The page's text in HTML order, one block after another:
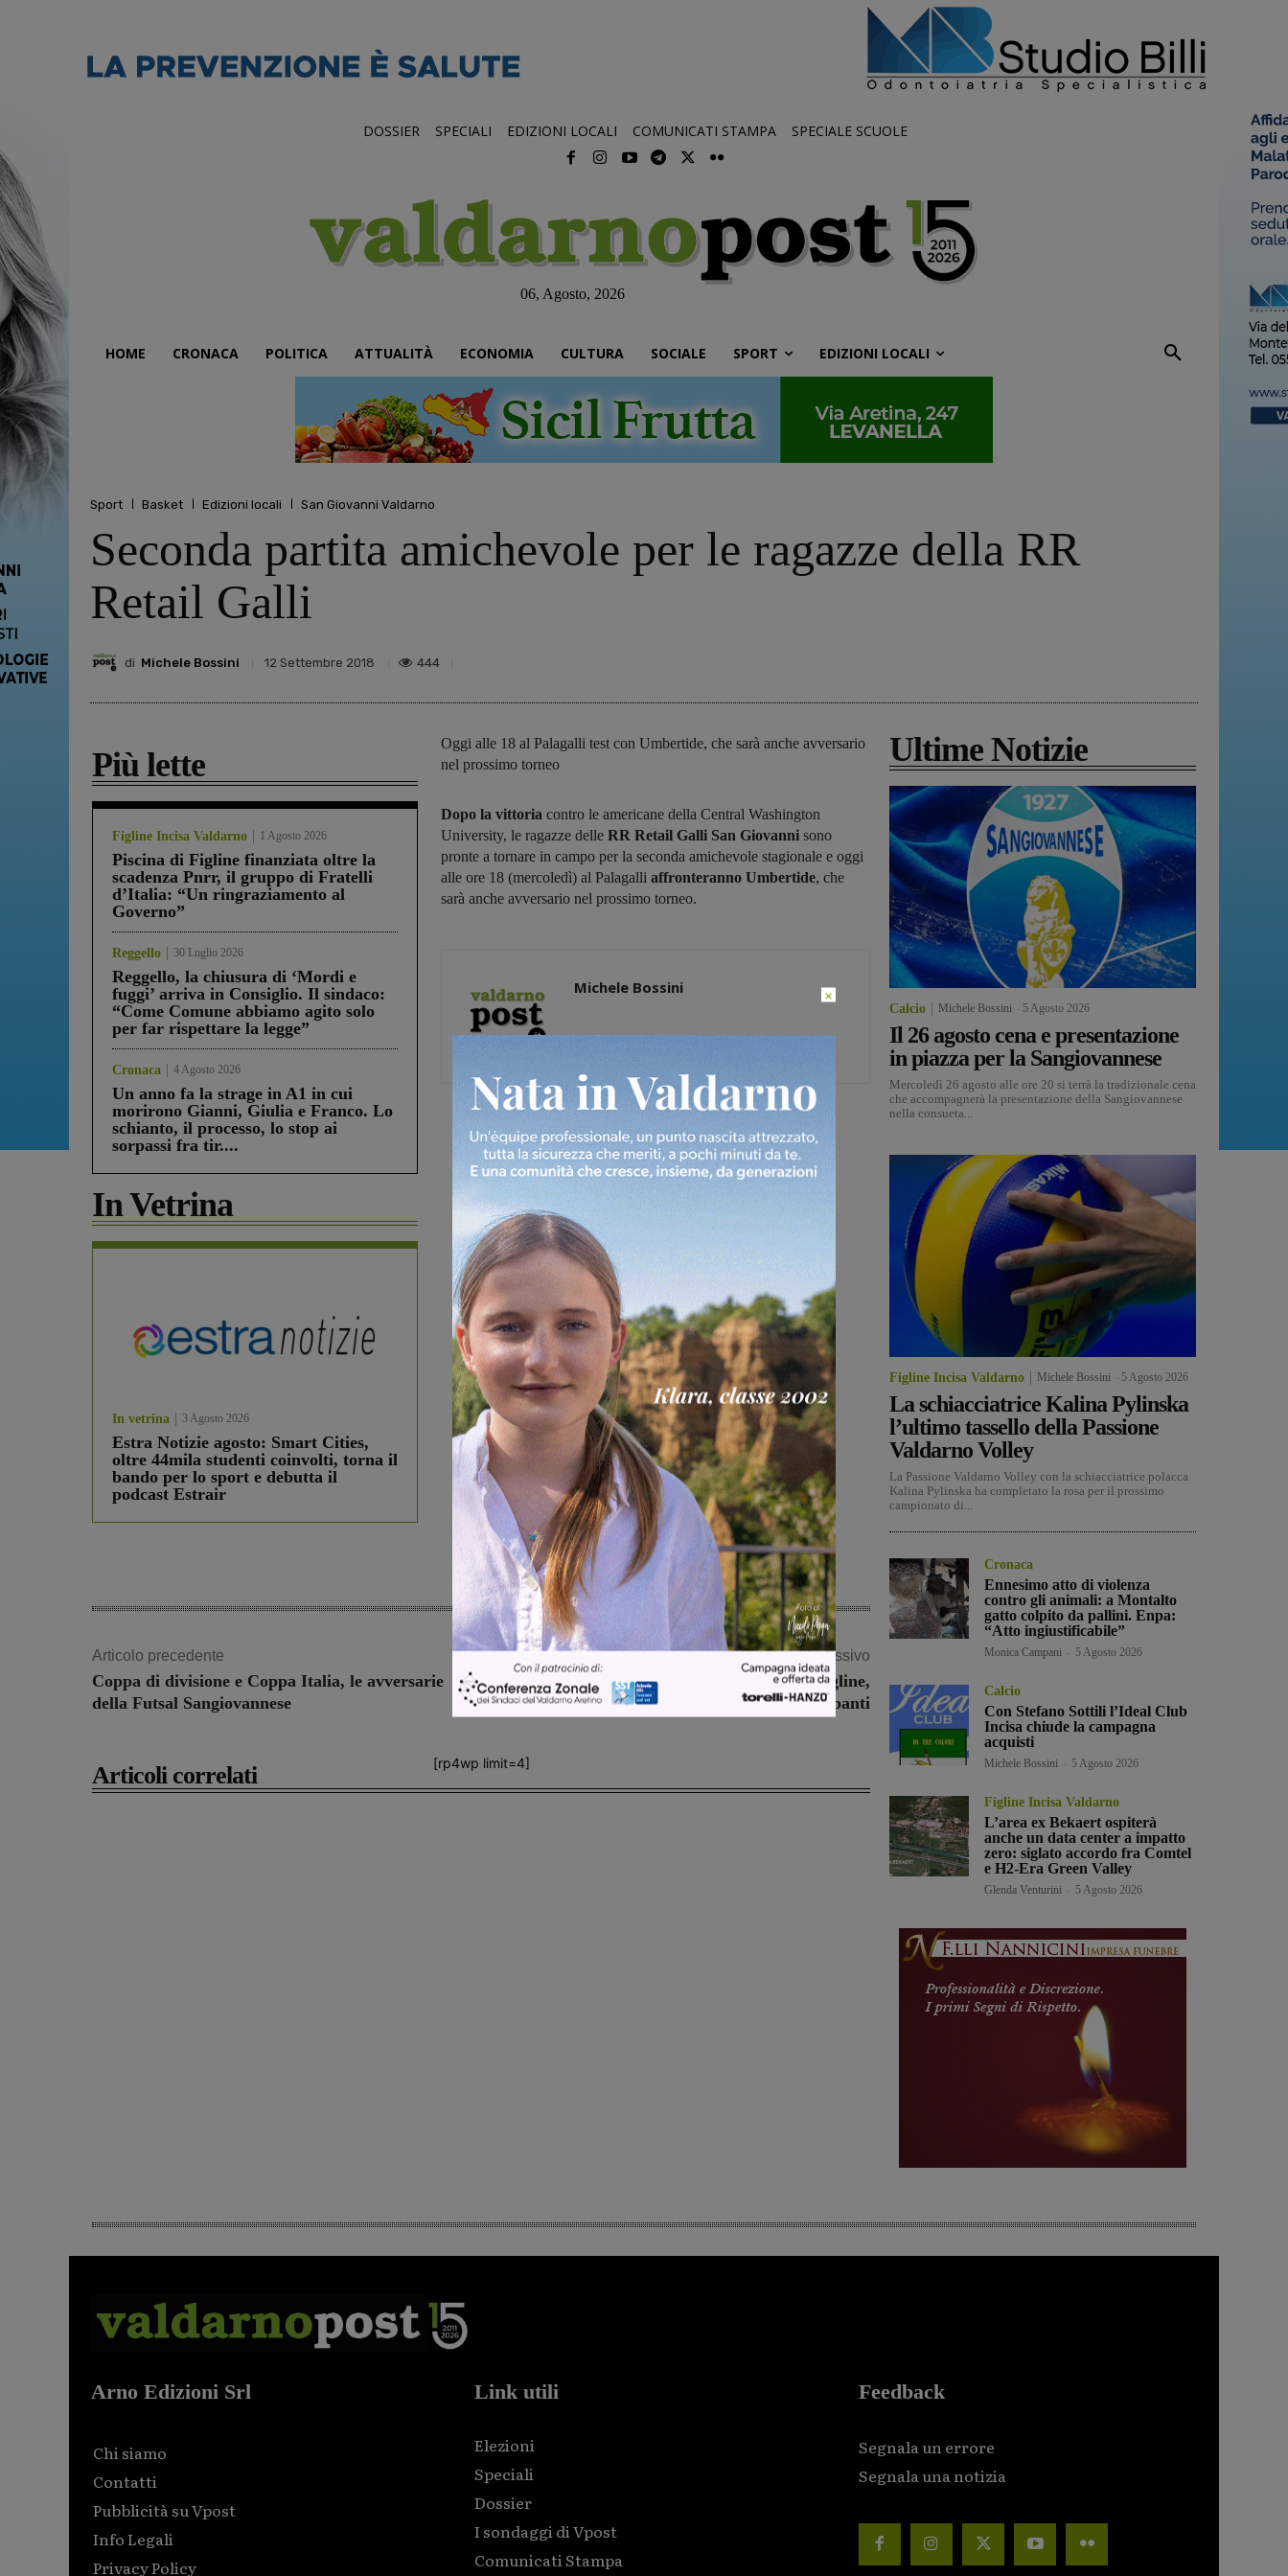
DOSSIER SPECIALI EDIZIONI LOCALI COMUNICATI STAMPA SPECIALE SCUOLE
06, Agosto, 2026
HOME CRONACA POLITICA ATTUALITÀ ECONOMIA CULTURA SOCIALE SPORT EDIZIONI LOCALI
Sport Basket Edizioni locali San Giovanni Valdarno
Seconda partita amichevole per le ragazze della RR
Retail Galli
di Michele Bossini 12 Settembre 2018 444
Più lette
Figline Incisa Valdarno 1 Agosto 2026
Piscina di Figline finanziata oltre la
scadenza Pnrr, il gruppo di Fratelli
d’Italia: “Un ringraziamento al
Governo”
Reggello 30 Luglio 2026
Reggello, la chiusura di ‘Mordi e
fuggi’ arriva in Consiglio. Il sindaco:
“Come Comune abbiamo agito solo
per far rispettare la legge”
Cronaca 4 Agosto 2026
Un anno fa la strage in A1 in cui
morirono Gianni, Giulia e Franco. Lo
schianto, il processo, lo stop ai
sorpassi fra tir....
In Vetrina
In vetrina 3 Agosto 2026
Estra Notizie agosto: Smart Cities,
oltre 44mila studenti coinvolti, torna il
bando per lo sport e debutta il
podcast Estrair
Oggi alle 18 al Palagalli test con Umbertide, che sarà anche avversario
nel prossimo torneo
Dopo la vittoria contro le americane della Central Washington
University, le ragazze delle RR Retail Galli San Giovanni sono
pronte a tornare in campo per la seconda amichevole stagionale e oggi
alle ore 18 (mercoledì) al Palagalli affronteranno Umbertide, che
sarà anche avversario nel prossimo torneo.
Michele Bossini
Share
Articolo precedente
Coppa di divisione e Coppa Italia, le avversarie
della Futsal Sangiovannese
Articolo successivo
Giovanissimi in gara nel centro storico di Figline,
più di cento i partecipanti
[rp4wp limit=4]
Articoli correlati
Ultime Notizie
Calcio Michele Bossini 5 Agosto 2026
Il 26 agosto cena e presentazione
in piazza per la Sangiovannese
Mercoledì 26 agosto alle ore 20 si terrà la tradizionale cena
che accompagnerà la presentazione della Sangiovannese
nella consueta...
Figline Incisa Valdarno Michele Bossini 5 Agosto 2026
La schiacciatrice Kalina Pylinska
l’ultimo tassello della Passione
Valdarno Volley
La Passione Valdarno Volley con la schiacciatrice polacca
Kalina Pylinska ha completato la rosa per il prossimo
campionato di...
Cronaca
Ennesimo atto di violenza
contro gli animali: a Montalto
gatto colpito da pallini. Enpa:
“Atto ingiustificabile”
Monica Campani 5 Agosto 2026
Calcio
Con Stefano Sottili l’Ideal Club
Incisa chiude la campagna
acquisti
Michele Bossini 5 Agosto 2026
Figline Incisa Valdarno
L’area ex Bekaert ospiterà
anche un data center a impatto
zero: siglato accordo fra Comtel
e H2-Era Green Valley
Glenda Venturini 5 Agosto 2026
Arno Edizioni Srl
Chi siamo
Contatti
Pubblicità su Vpost
Info Legali
Privacy Policy
Link utili
Elezioni
Speciali
Dossier
I sondaggi di Vpost
Comunicati Stampa
Feedback
Segnala un errore
Segnala una notizia
×